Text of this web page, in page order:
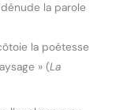
la parole
la poétesse
» (La